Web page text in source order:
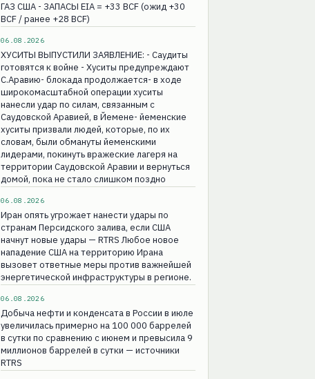
ГАЗ США - ЗАПАСЫ EIA = +33 BCF (ожид +30
BCF / ранее +28 BCF)
06.08.2026
ХУСИТЫ ВЫПУСТИЛИ ЗАЯВЛЕНИЕ: - Саудиты
готовятся к войне - Хуситы предупреждают
С.Аравию- блокада продолжается- в ходе
широкомасштабной операции хуситы
нанесли удар по силам, связанным с
Саудовской Аравией, в Йемене- йеменские
хуситы призвали людей, которые, по их
словам, были обмануты йеменскими
лидерами, покинуть вражеские лагеря на
территории Саудовской Аравии и вернуться
домой, пока не стало слишком поздно
06.08.2026
Иран опять угрожает нанести удары по
странам Персидского залива, если США
начнут новые удары — RTRS Любое новое
нападение США на территорию Ирана
вызовет ответные меры против важнейшей
энергетической инфраструктуры в регионе.
06.08.2026
Добыча нефти и конденсата в России в июле
увеличилась примерно на 100 000 баррелей
в сутки по сравнению с июнем и превысила 9
миллионов баррелей в сутки — источники
RTRS